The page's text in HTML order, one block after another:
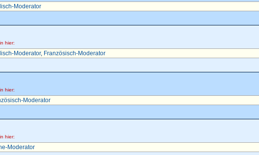
Moderator
hier:
Moderator, Französisch-Moderator
hier:
Moderator
hier:
Moderator